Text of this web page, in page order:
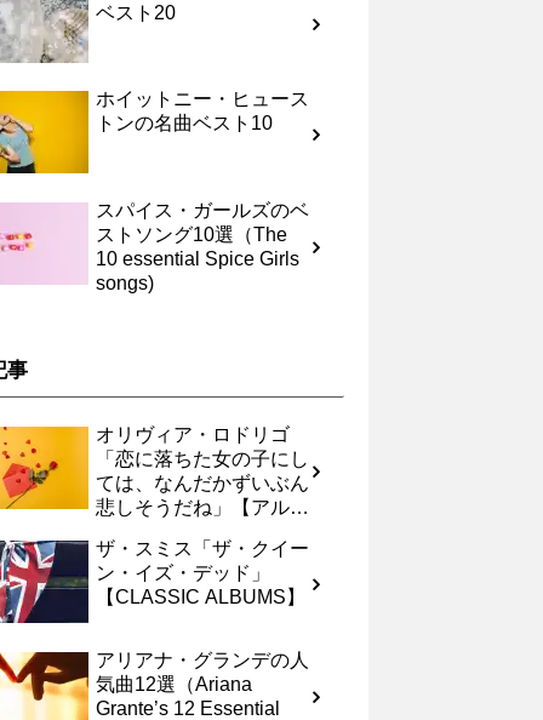
ベスト20
ホイットニー・ヒュース
トンの名曲ベスト10
スパイス・ガールズのベ
ストソング10選（The
10 essential Spice Girls
songs)
事
オリヴィア・ロドリゴ
「恋に落ちた女の子にし
ては、なんだかずいぶん
悲しそうだね」【アルバ
ザ・スミス「ザ・クイー
ン・イズ・デッド」
【CLASSIC ALBUMS】
アリアナ・グランデの人
気曲12選（Ariana
Grante’s 12 Essential